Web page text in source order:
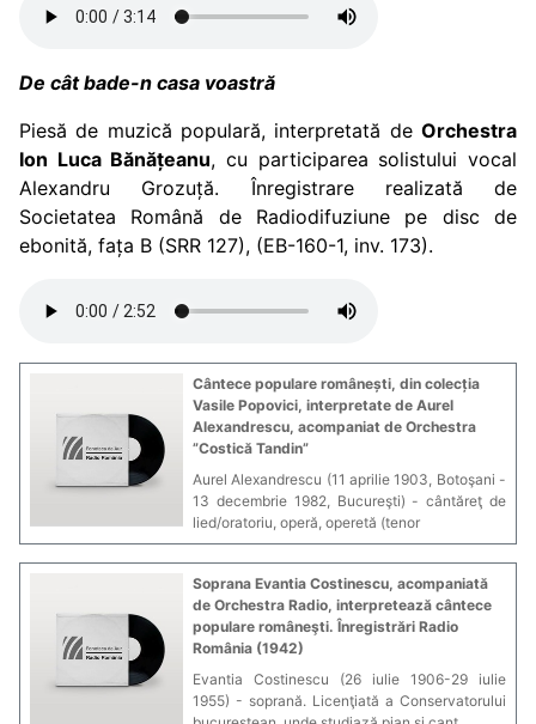
De cât bade-n casa voastră
Piesă de muzică populară, interpretată de Orchestra
Ion Luca Bănățeanu, cu participarea solistului vocal
Alexandru Grozuță. Înregistrare realizată de
Societatea Română de Radiodifuziune pe disc de
ebonită, fața B (SRR 127), (EB-160-1, inv. 173).
Cântece populare românești, din colecția
Vasile Popovici, interpretate de Aurel
Alexandrescu, acompaniat de Orchestra
”Costică Tandin”
Aurel Alexandrescu (11 aprilie 1903, Botoşani -
13 decembrie 1982, Bucureşti) - cântăreţ de
lied/oratoriu, operă, operetă (tenor
Soprana Evantia Costinescu, acompaniată
de Orchestra Radio, interpretează cântece
populare româneşti. Înregistrări Radio
România (1942)
Evantia Costinescu (26 iulie 1906-29 iulie
1955) - soprană. Licenţiată a Conservatorului